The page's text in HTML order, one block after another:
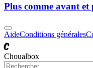
Plus comme avant et
AideConditions générales
C
Choualbox